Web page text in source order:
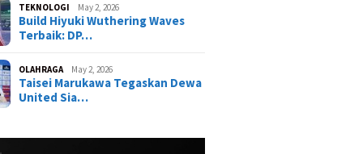
TEKNOLOGI May 2, 2026
Build Hiyuki Wuthering Waves
Terbaik: DP…
OLAHRAGA May 2, 2026
Taisei Marukawa Tegaskan Dewa
United Sia…